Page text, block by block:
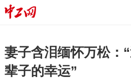
妻子含泪缅怀万松：
辈子的幸运”